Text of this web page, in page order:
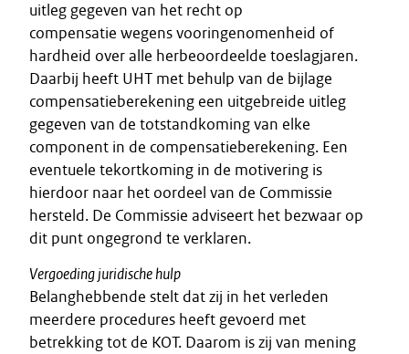
uitleg gegeven van het recht op
compensatie wegens vooringenomenheid of
hardheid over alle herbeoordeelde toeslagjaren.
Daarbij heeft UHT met behulp van de bijlage
compensatieberekening een uitgebreide uitleg
gegeven van de totstandkoming van elke
component in de compensatieberekening. Een
eventuele tekortkoming in de motivering is
hierdoor naar het oordeel van de Commissie
hersteld. De Commissie adviseert het bezwaar op
dit punt ongegrond te verklaren.
Vergoeding juridische hulp
Belanghebbende stelt dat zij in het verleden
meerdere procedures heeft gevoerd met
betrekking tot de KOT. Daarom is zij van mening